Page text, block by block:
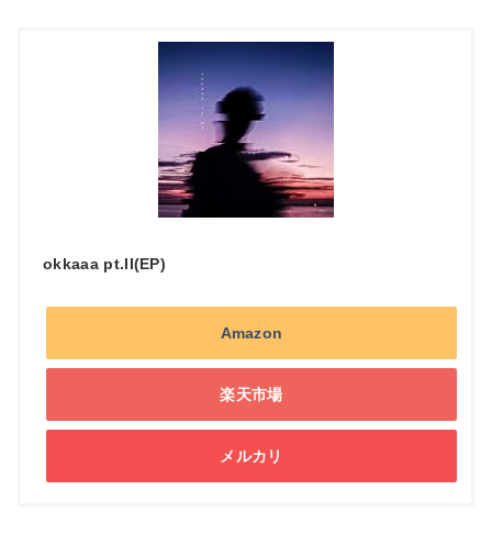
okkaaa pt.II(EP)
Amazon
楽天市場
メルカリ